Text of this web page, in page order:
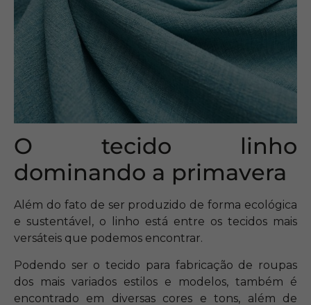
O tecido linho
dominando a primavera
Além do fato de ser produzido de forma ecológica
e sustentável, o linho está entre os tecidos mais
versáteis que podemos encontrar.
Podendo ser o tecido para fabricação de roupas
dos mais variados estilos e modelos, também é
encontrado em diversas cores e tons, além de